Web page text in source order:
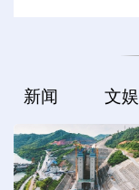
新闻 文娱